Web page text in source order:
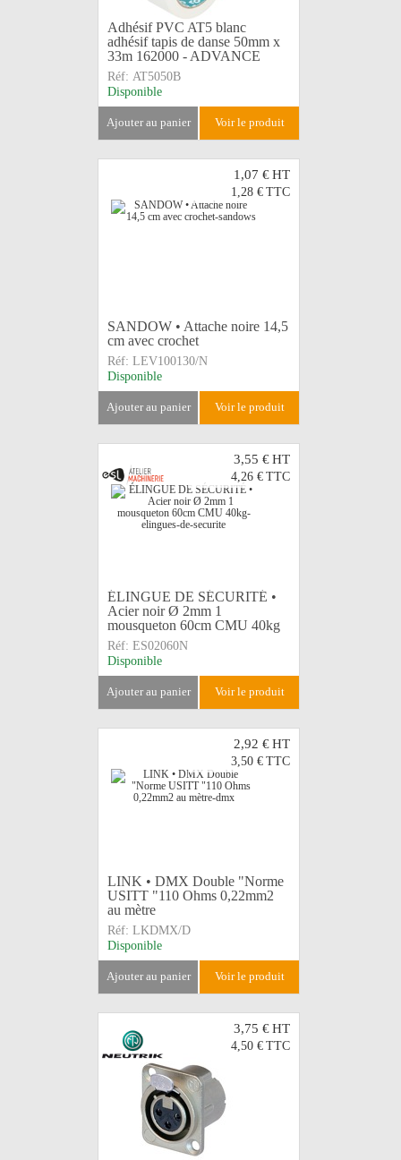
Adhésif PVC AT5 blanc
adhésif tapis de danse 50mm x
33m 162000 - ADVANCE
Réf: AT5050B
Disponible
ajouter au panier voir le produit
1,07 €HT
1,28 € TTC
SANDOW • Attache noire 14,5
cm avec crochet
Réf: LEV100130/N
Disponible
ajouter au panier voir le produit
3,55 €HT
4,26 € TTC
ÉLINGUE DE SÉCURITÉ •
Acier noir Ø 2mm 1
mousqueton 60cm CMU 40kg
Réf: ES02060N
Disponible
ajouter au panier voir le produit
2,92 €HT
3,50 € TTC
LINK • DMX Double "Norme
USITT "110 Ohms 0,22mm2
au mètre
Réf: LKDMX/D
Disponible
ajouter au panier voir le produit
3,75 €HT
4,50 € TTC